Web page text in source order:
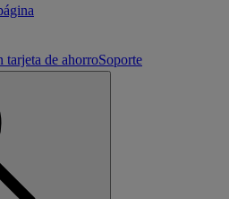
tarjeta de ahorroSoporte